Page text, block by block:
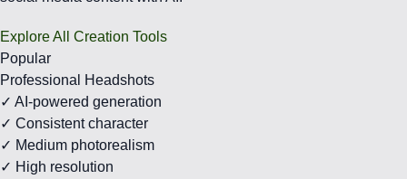
Explore All Creation Tools
Popular
Professional Headshots
✓ AI-powered generation
✓ Consistent character
✓ Medium photorealism
✓ High resolution